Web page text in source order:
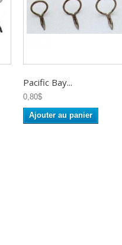
Pacific Bay...
0,80$
Ajouter au panier